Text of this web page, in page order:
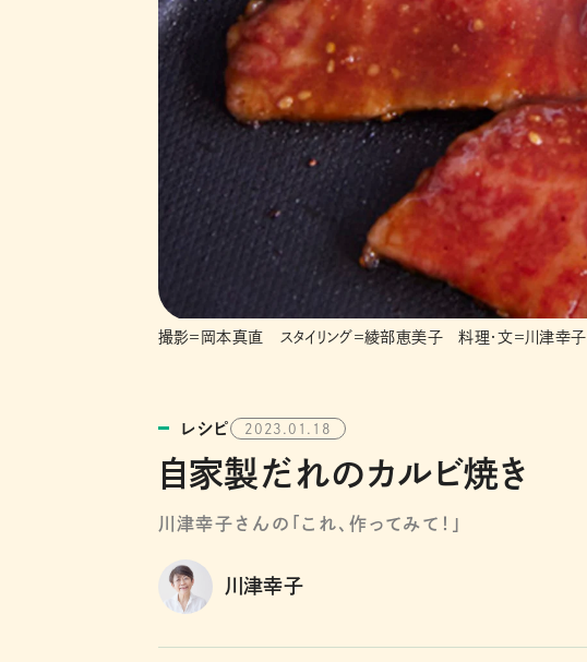
撮影＝岡本真直 スタイリング＝綾部恵美子 料理・文＝川津幸子
レシピ 2023.01.18
自家製だれのカルビ焼き
川津幸子さんの「これ、作ってみて！」
川津幸子